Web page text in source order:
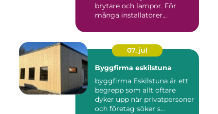
brytare och lampor. För
många installatörer...
07. jul
Byggfirma eskilstuna
byggfirma Eskilstuna är ett
begrepp som allt oftare
dyker upp när privatpersoner
och företag söker s...